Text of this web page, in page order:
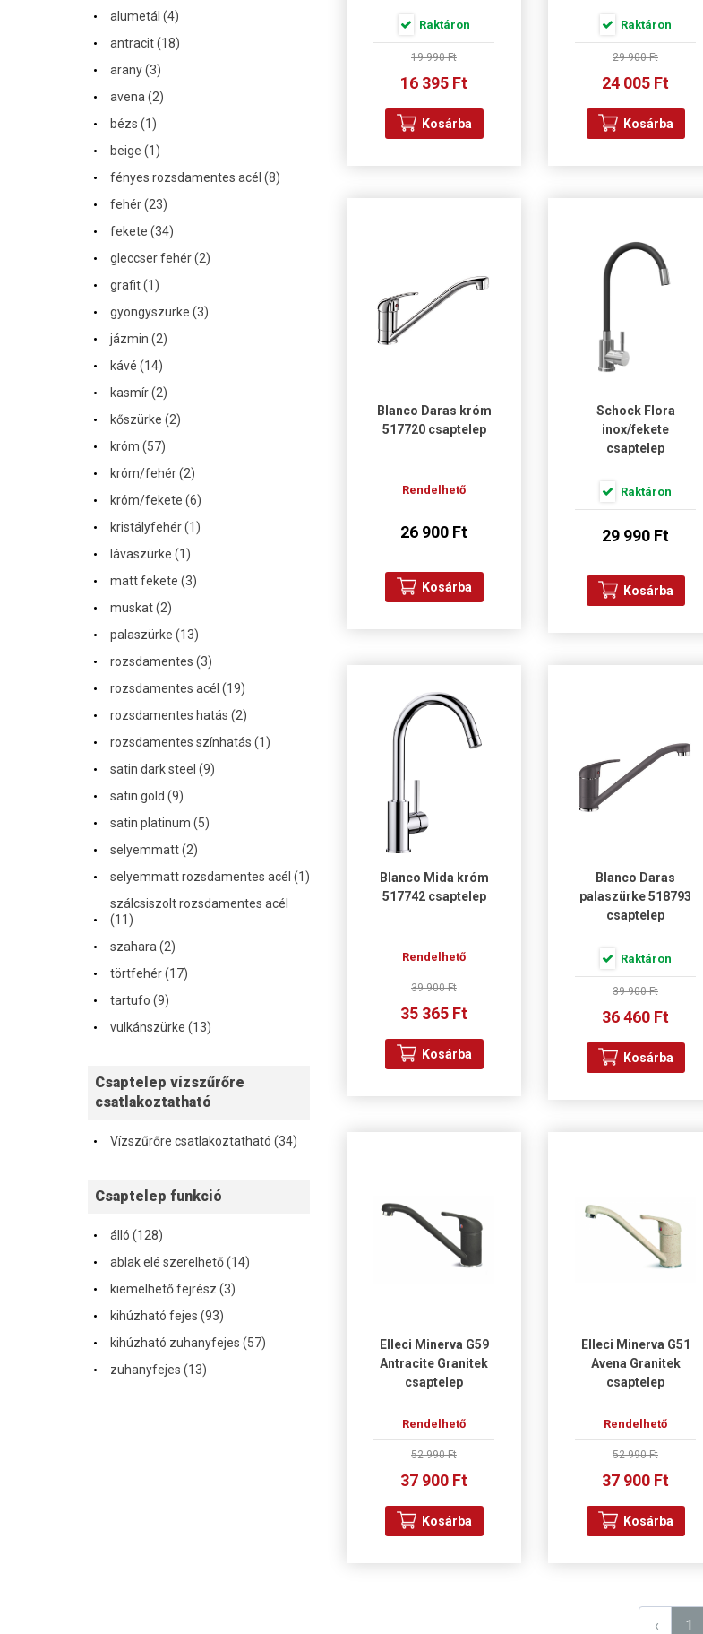
alumetál (4)
·
antracit (18)
·
arany (3)
·
avena (2)
·
bézs (1)
·
beige (1)
·
fényes rozsdamentes acél (8)
·
fehér (23)
·
fekete (34)
·
gleccser fehér (2)
·
grafit (1)
·
gyöngyszürke (3)
·
jázmin (2)
·
kávé (14)
·
kasmír (2)
·
kőszürke (2)
·
króm (57)
·
króm/fehér (2)
·
króm/fekete (6)
·
kristályfehér (1)
·
lávaszürke (1)
·
matt fekete (3)
·
muskat (2)
·
palaszürke (13)
·
rozsdamentes (3)
·
rozsdamentes acél (19)
·
rozsdamentes hatás (2)
·
rozsdamentes színhatás (1)
·
satin dark steel (9)
·
satin gold (9)
·
satin platinum (5)
·
selyemmatt (2)
·
selyemmatt rozsdamentes acél (1)
·
szálcsiszolt rozsdamentes acél
(11)
·
szahara (2)
·
törtfehér (17)
·
tartufo (9)
·
vulkánszürke (13)
·
Csaptelep vízszűrőre
csatlakoztatható
Vízszűrőre csatlakoztatható (34)
·
Csaptelep funkció
álló (128)
·
ablak elé szerelhető (14)
·
kiemelhető fejrész (3)
·
kihúzható fejes (93)
·
kihúzható zuhanyfejes (57)
·
zuhanyfejes (13)
·
Raktáron
19 990 Ft
16 395 Ft
Kosárba
Raktáron
29 900 Ft
24 005 Ft
Kosárba
Blanco Daras króm
517720 csaptelep
Rendelhető
26 900 Ft
Kosárba
Schock Flora
inox/fekete
csaptelep
Raktáron
29 990 Ft
Kosárba
Blanco Mida króm
517742 csaptelep
Rendelhető
39 900 Ft
35 365 Ft
Kosárba
Blanco Daras
palaszürke 518793
csaptelep
Raktáron
39 900 Ft
36 460 Ft
Kosárba
Elleci Minerva G59
Antracite Granitek
csaptelep
Rendelhető
52 990 Ft
37 900 Ft
Kosárba
Elleci Minerva G51
Avena Granitek
csaptelep
Rendelhető
52 990 Ft
37 900 Ft
Kosárba
‹ 1